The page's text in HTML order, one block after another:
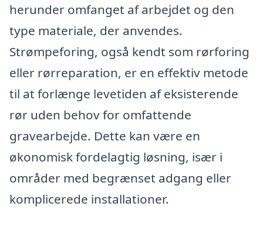
herunder omfanget af arbejdet og den
type materiale, der anvendes.
Strømpeforing, også kendt som rørforing
eller rørreparation, er en effektiv metode
til at forlænge levetiden af eksisterende
rør uden behov for omfattende
gravearbejde. Dette kan være en
økonomisk fordelagtig løsning, især i
områder med begrænset adgang eller
komplicerede installationer.